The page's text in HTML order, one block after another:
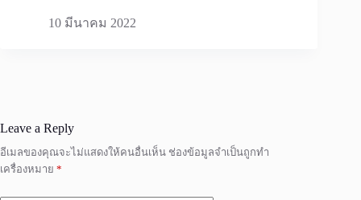
10 มีนาคม 2022
Leave a Reply
อีเมลของคุณจะไม่แสดงให้คนอื่นเห็น ช่องข้อมูลจำเป็นถูกทำ
เครื่องหมาย *